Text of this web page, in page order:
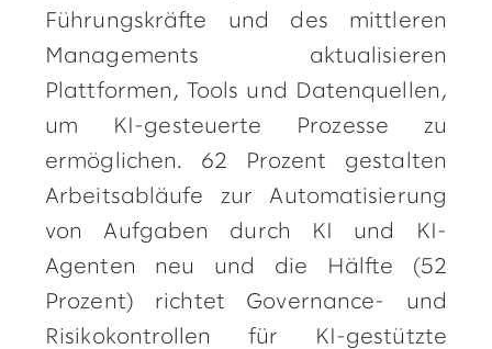
Führungskräfte und des mittleren
Managements aktualisieren
Plattformen, Tools und Datenquellen,
um KI-gesteuerte Prozesse zu
ermöglichen. 62 Prozent gestalten
Arbeitsabläufe zur Automatisierung
von Aufgaben durch KI und KI-
Agenten neu und die Hälfte (52
Prozent) richtet Governance- und
Risikokontrollen für KI-gestützte